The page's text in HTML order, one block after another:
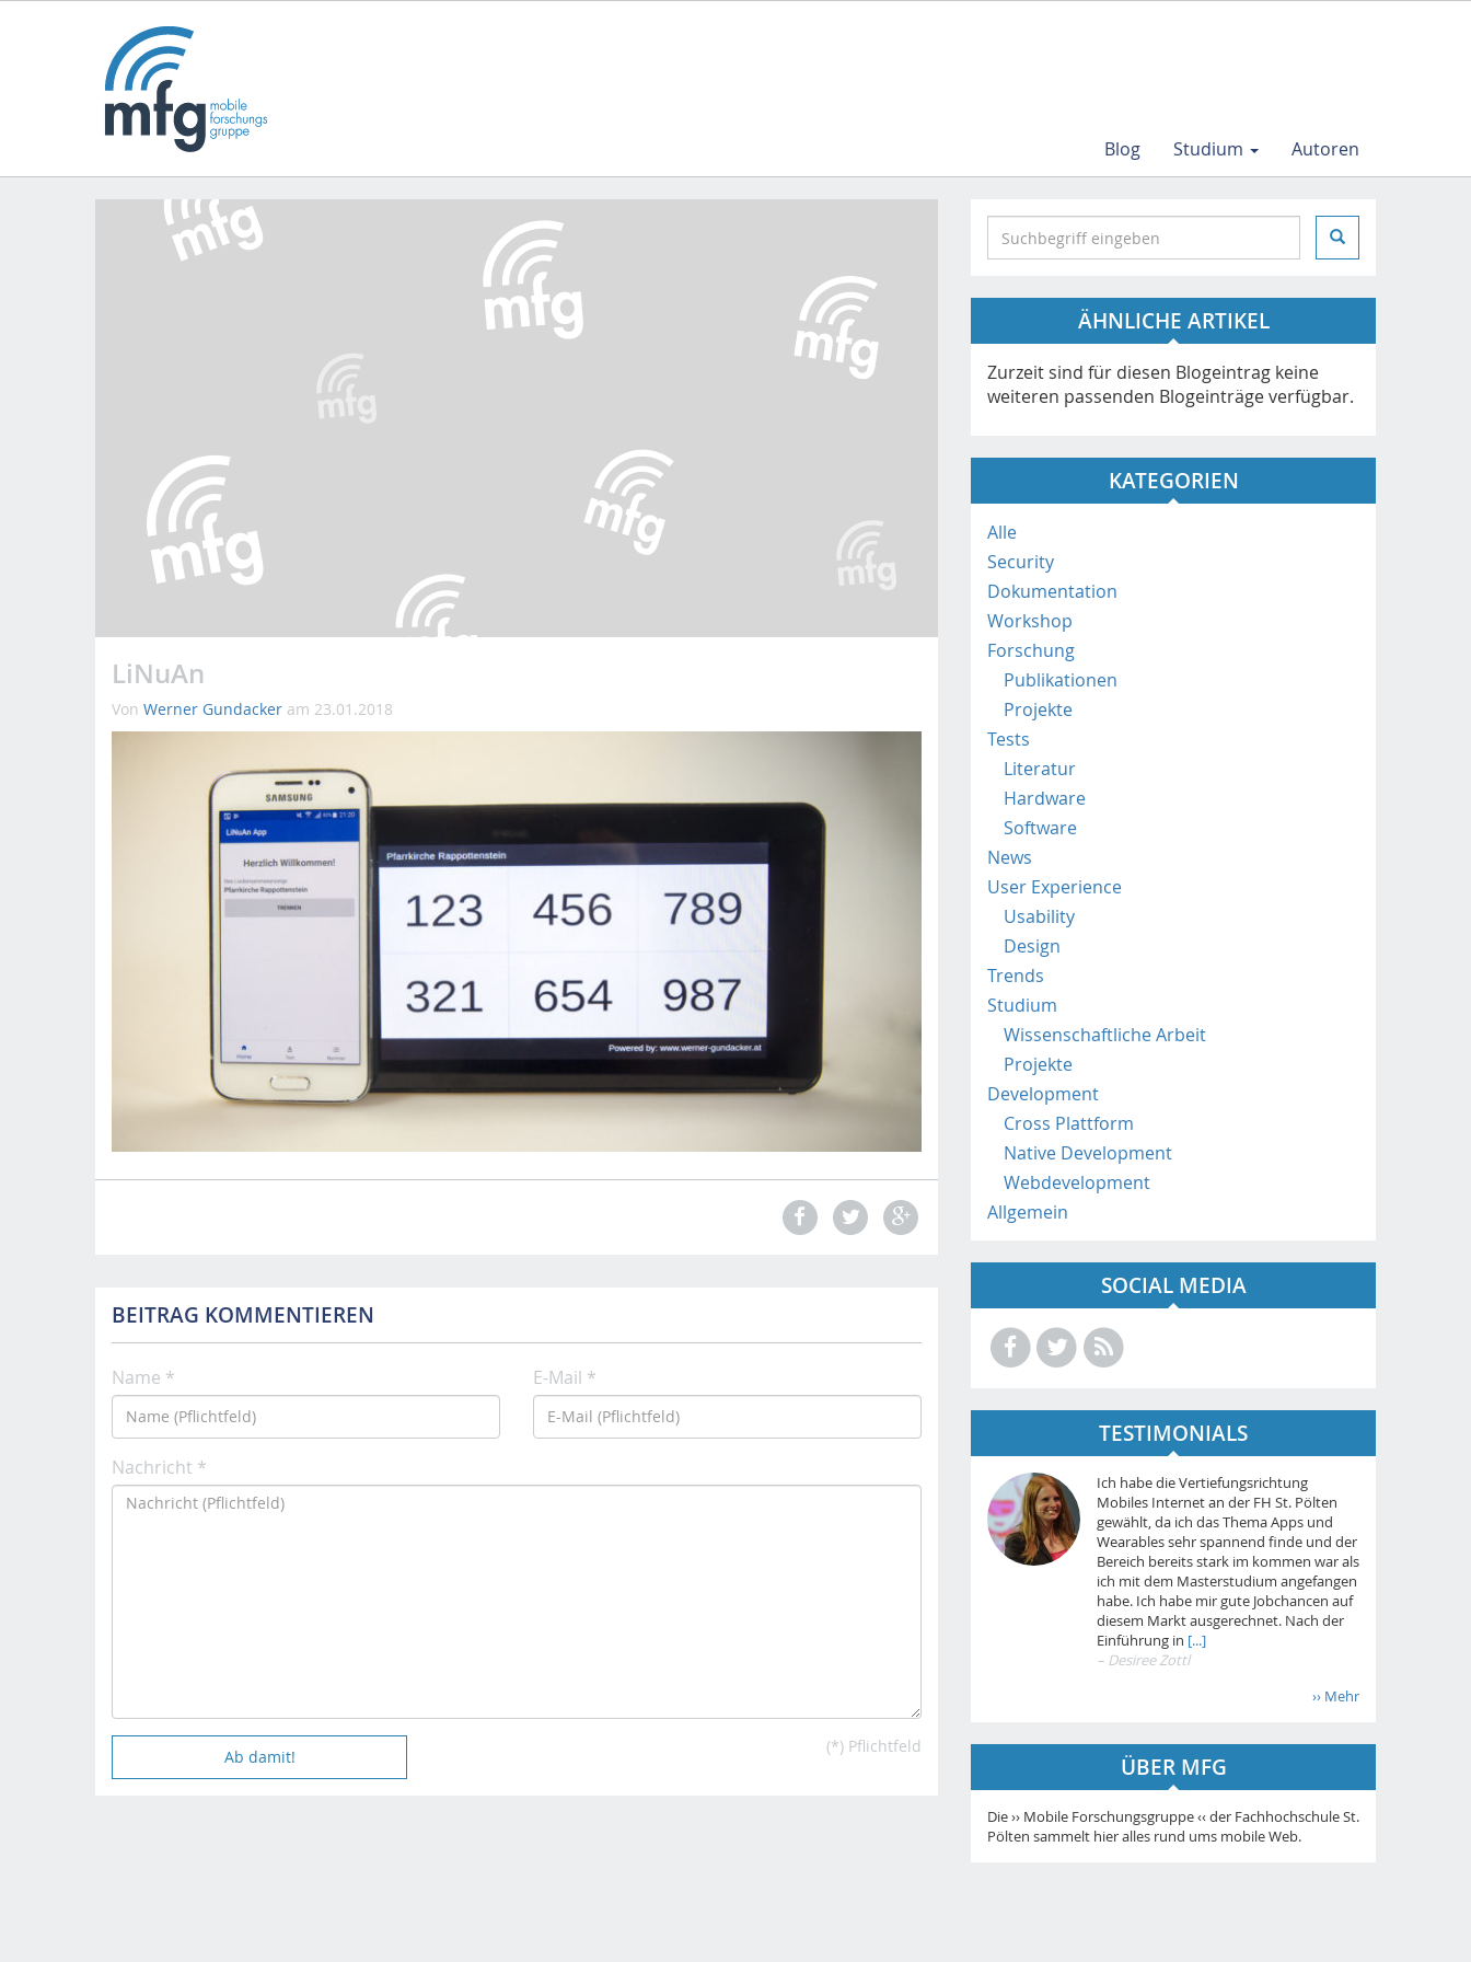
Blog Studium Autoren
LiNuAn
Von Werner Gundacker am 23.01.2018
BEITRAG KOMMENTIEREN
Name * E-Mail *
Nachricht *
(*) Pflichtfeld
r
h
i
n
:
/
/
m
b
e
t
p
.
a
ÄHNLICHE ARTIKEL
Zurzeit sind für diesen Blogeintrag keine
weiteren passenden Blogeinträge verfügbar.
KATEGORIEN
Alle
Security
Dokumentation
Workshop
Forschung
Publikationen
Projekte
Tests
Literatur
Hardware
Software
News
User Experience
Usability
Design
Trends
Studium
Wissenschaftliche Arbeit
Projekte
Development
Cross Plattform
Native Development
Webdevelopment
Allgemein
SOCIAL MEDIA
TESTIMONIALS
Ich habe die Vertiefungsrichtung
Mobiles Internet an der FH St. Pölten
gewählt, da ich das Thema Apps und
Wearables sehr spannend finde und der
Bereich bereits stark im kommen war als
ich mit dem Masterstudium angefangen
habe. Ich habe mir gute Jobchancen auf
diesem Markt ausgerechnet. Nach der
Einführung in [...]
– Desiree Zottl
›› Mehr
ÜBER MFG
Die ›› Mobile Forschungsgruppe ‹‹ der Fachhochschule St.
Pölten sammelt hier alles rund ums mobile Web.